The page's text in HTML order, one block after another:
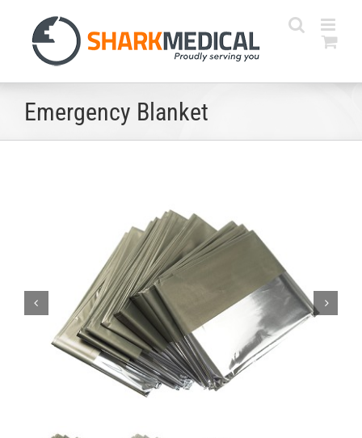
content
Emergency Blanket